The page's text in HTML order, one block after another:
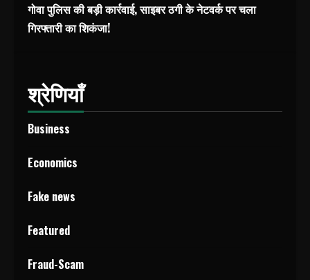
गोवा पुलिस की बड़ी कार्रवाई, साइबर ठगी के नेटवर्क पर चला
गिरफ्तारी का शिकंजा!
श्रेणियाँ
Business
Economics
Fake news
Featured
Fraud-Scam